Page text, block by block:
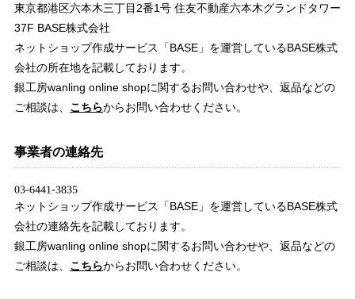
東京都港区六本木三丁目2番1号 住友不動産六本木グランドタワー
37F BASE株式会社
ネットショップ作成サービス「BASE」を運営しているBASE株式
会社の所在地を記載しております。
銀工房wanling online shopに関するお問い合わせや、返品などの
ご相談は、 こちらからお問い合わせください。
事業者の連絡先
ネットショップ作成サービス「BASE」を運営しているBASE株式
会社の連絡先を記載しております。
銀工房wanling online shopに関するお問い合わせや、返品などの
ご相談は、 こちらからお問い合わせください。